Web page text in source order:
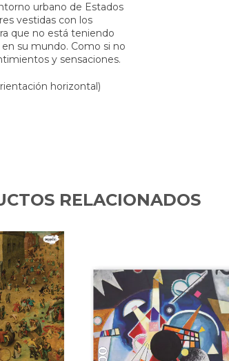
urbano de Estados
vestidas con los
que no está teniendo
su mundo. Como si no
y sensaciones.
horizontal)
RELACIONADOS